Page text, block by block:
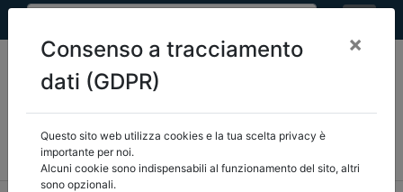
MEF FINANZA LOCALE/OSSERVATORIO
NORMATIVA
CORTE DEI CONTI E GIURISPRUDENZA
Consenso a tracciamento
dati (GDPR)
×
Questo sito web utilizza cookies e la tua scelta privacy è
importante per noi.
Alcuni cookie sono indispensabili al funzionamento del sito, altri
sono opzionali.